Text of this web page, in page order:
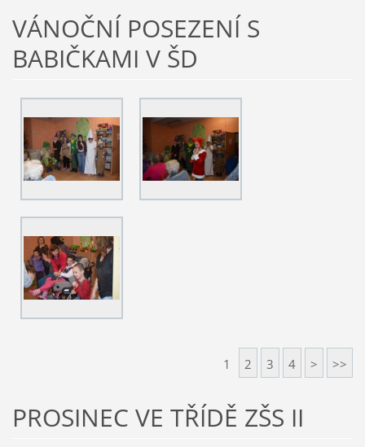
VÁNOČNÍ POSEZENÍ S
BABIČKAMI V ŠD
1 2 3 4 > >>
PROSINEC VE TŘÍDĚ ZŠS II